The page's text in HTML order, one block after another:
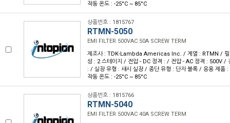
작동 온도 : -25°C ~ 85°C
상품번호 : 1815767
RTMN-5050
EMI FILTER 500VAC 50A SCREW TERM
제조사 : TDK-Lambda Americas Inc. / 계열 : RTMN /
성 : 2 스테이지 / 전압 - DC 정격 : / 전압 - AC 정격 : 500V /
: / 실장 유형 : 섀시 실장 / 종단 유형 : 단자 블록 / 응용 제품
작동 온도 : -25°C ~ 85°C
상품번호 : 1815766
RTMN-5040
EMI FILTER 500VAC 40A SCREW TERM